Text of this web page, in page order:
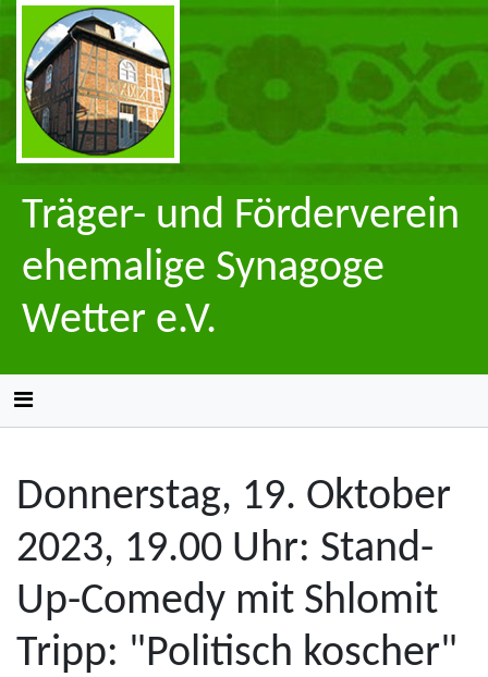
Träger- und Förderverein
ehemalige Synagoge
Wetter e.V.
Donnerstag, 19. Oktober
2023, 19.00 Uhr: Stand-
Up-Comedy mit Shlomit
Tripp: "Politisch koscher"